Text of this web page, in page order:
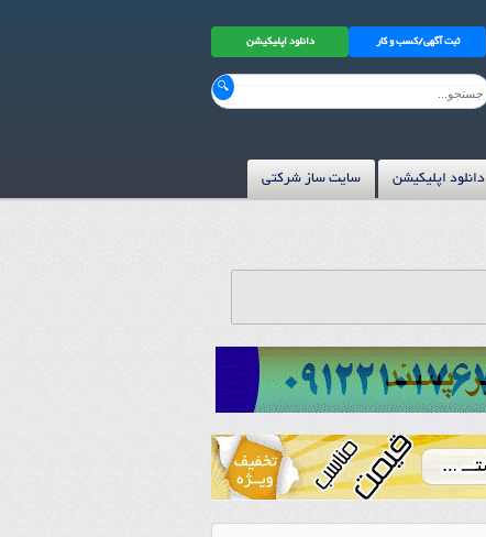
ثبت آگهی/کسب و کار دانلود اپلیکیشن
دانلود اپلیکیشن سایت ساز شرکتی